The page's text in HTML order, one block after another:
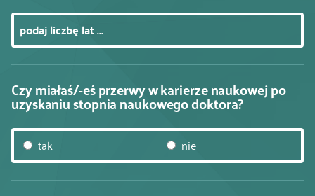
kontakt
Czy miałaś/-eś przerwy w karierze naukowej po
uzyskaniu stopnia naukowego doktora?
tak nie